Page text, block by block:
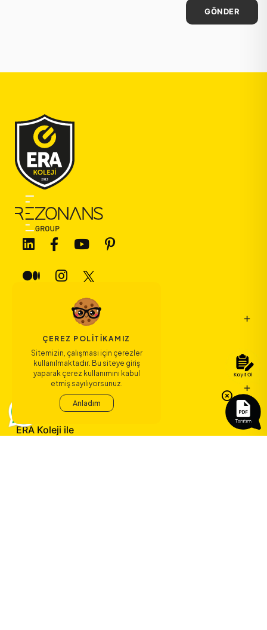
GÖNDER
Bağlantılar
Sözleşmeler
ERA Koleji ile
ÇEREZ POLITIKAMIZ
Sitemizin, çalışması için çerezler
kullanılmaktadır. Bu siteye giriş
yaparak çerez kullanımını kabul
etmiş sayılıyorsunuz.
Anladım